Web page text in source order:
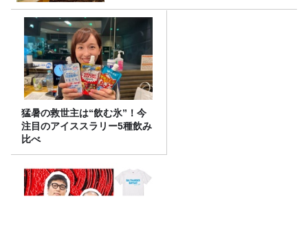
猛暑の救世主は“飲む氷”！今
注目のアイススラリー5種飲み
比べ